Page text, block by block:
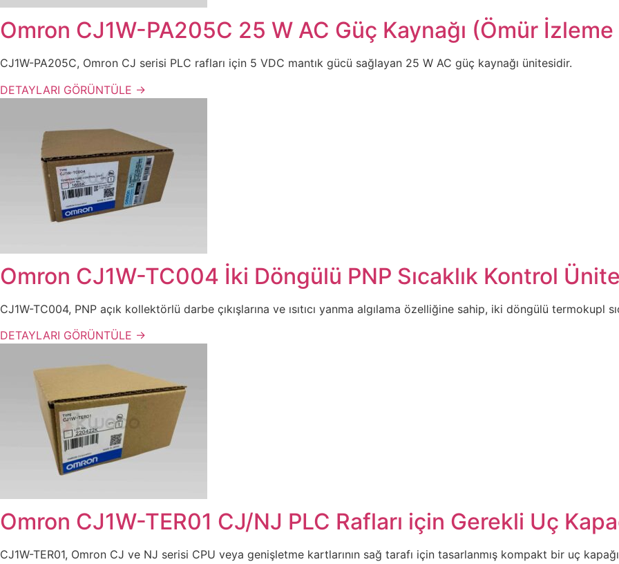
Omron CJ1W-PA205C 25 W AC Güç Kaynağı (Ömür
CJ1W-PA205C, Omron CJ serisi PLC rafları için 5 VDC mantık gücü sağlayan 25 W AC güç kaynağı ünitesidir.
DETAYLARI GÖRÜNTÜLE →
Omron CJ1W-TC004 İki Döngülü PNP Sıcaklık Kontrol
CJ1W-TC004, PNP açık kollektörlü darbe çıkışlarına ve ısıtıcı yanma algılama özelliğine sahip, iki döngülü termokupl
DETAYLARI GÖRÜNTÜLE →
Omron CJ1W-TER01 CJ/NJ PLC Rafları için Gerekli Uç
CJ1W-TER01, Omron CJ ve NJ serisi CPU veya genişletme kartlarının sağ tarafı için tasarlanmış kompakt bir uç